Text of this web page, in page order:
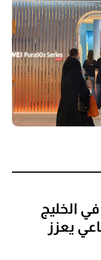
أوبو تطلق سلسلة رينو16 في الخليج
يعزز